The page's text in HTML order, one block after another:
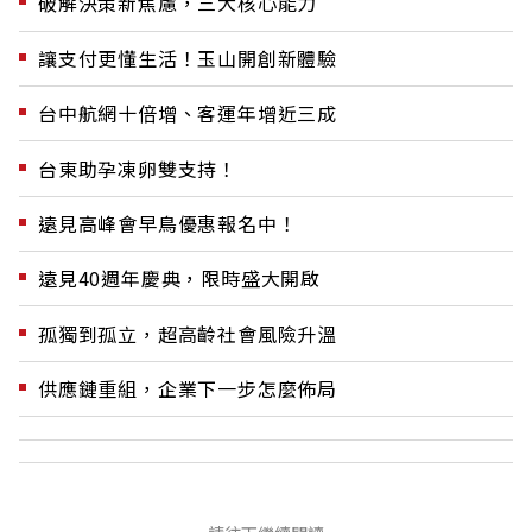
讓支付更懂生活！玉山開創新體驗
台中航網十倍增、客運年增近三成
台東助孕凍卵雙支持！
遠見高峰會早鳥優惠報名中！
遠見40週年慶典，限時盛大開啟
孤獨到孤立，超高齡社會風險升溫
供應鏈重組，企業下一步怎麼佈局